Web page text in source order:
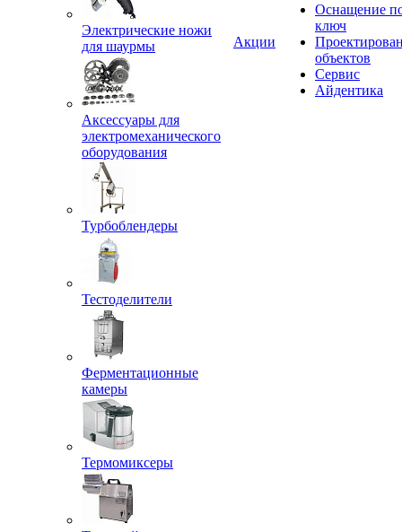
Электрические ножи
для шаурмы
Аксессуары для
электромеханического
оборудования
Турбоблендеры
Тестоделители
Ферментационные
камеры
Термомиксеры
Акции
Оснащение
ключ
объектов
Сервис
Айдентика